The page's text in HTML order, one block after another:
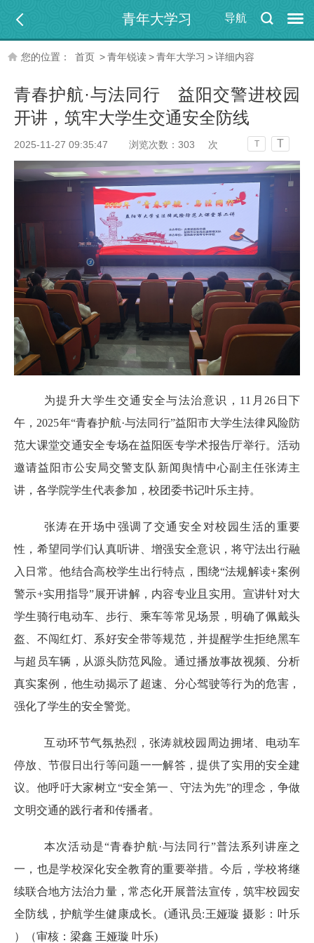
导航
青年大学习
您的位置： 首页 >青年锐读>青年大学习 >详细内容
青春护航·与法同行 益阳交警进校园
开讲，筑牢大学生交通安全防线
2025-11-27 09:35:47 浏览次数： 303 次 T T
为提升大学生交通安全与法治意识，11月26日下
午，2025年“青春护航·与法同行”益阳市大学生法律风险防
范大课堂交通安全专场在益阳医专学术报告厅举行。活动
邀请益阳市公安局交警支队新闻舆情中心副主任张涛主
讲，各学院学生代表参加，校团委书记叶乐主持。
张涛在开场中强调了交通安全对校园生活的重要
性，希望同学们认真听讲、增强安全意识，将守法出行融
入日常。他结合高校学生出行特点，围绕“法规解读+案例
警示+实用指导”展开讲解，内容专业且实用。宣讲针对大
学生骑行电动车、步行、乘车等常见场景，明确了佩戴头
盔、不闯红灯、系好安全带等规范，并提醒学生拒绝黑车
与超员车辆，从源头防范风险。通过播放事故视频、分析
真实案例，他生动揭示了超速、分心驾驶等行为的危害，
强化了学生的安全警觉。
互动环节气氛热烈，张涛就校园周边拥堵、电动车
停放、节假日出行等问题一一解答，提供了实用的安全建
议。他呼吁大家树立“安全第一、守法为先”的理念，争做
文明交通的践行者和传播者。
本次活动是“青春护航·与法同行”普法系列讲座之
一，也是学校深化安全教育的重要举措。今后，学校将继
续联合地方法治力量，常态化开展普法宣传，筑牢校园安
全防线，护航学生健康成长。(通讯员:王娅璇 摄影：叶乐
）（审核：梁鑫 王娅璇 叶乐)